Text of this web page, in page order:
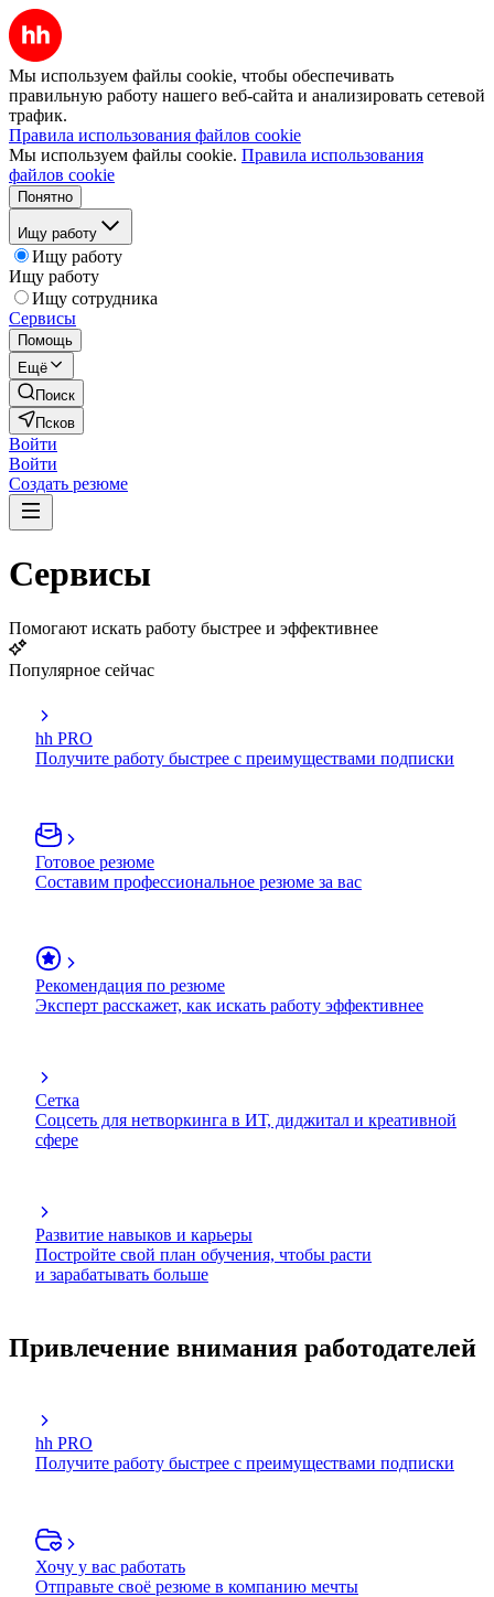
Мы используем файлы cookie, чтобы обеспечивать
правильную работу нашего веб-сайта и анализировать сетевой
трафик.
Правила использования файлов cookie
Мы используем файлы cookie. Правила использования
файлов cookie
Понятно
Ищу работу
Ищу работу
Ищу работу
Ищу сотрудника
Сервисы
Помощь
Ещё
Поиск
Псков
Войти
Войти
Создать резюме
Сервисы
Помогают искать работу быстрее и эффективнее
Популярное сейчас
hh PRO
Получите работу быстрее с преимуществами подписки
Готовое резюме
Составим профессиональное резюме за вас
Рекомендация по резюме
Эксперт расскажет, как искать работу эффективнее
Сетка
Соцсеть для нетворкинга в ИТ, диджитал и креативной
сфере
Развитие навыков и карьеры
Постройте свой план обучения, чтобы расти
и зарабатывать больше
Привлечение внимания работодателей
hh PRO
Получите работу быстрее с преимуществами подписки
Хочу у вас работать
Отправьте своё резюме в компанию мечты